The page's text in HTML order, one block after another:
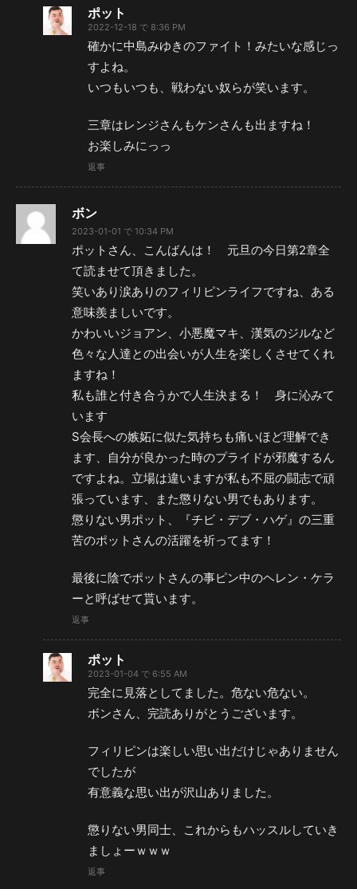
ポット
2022-12-18 で 8:36 PM
確かに中島みゆきのファイト！みたいな感じっ
すよね。
いつもいつも、戦わない奴らが笑います。
三章はレンジさんもケンさんも出ますね！
お楽しみにっっ
返事
ボン
2023-01-01 で 10:34 PM
ポットさん、こんばんは！ 元旦の今日第2章全
て読ませて頂きました。
笑いあり涙ありのフィリピンライフですね、ある
意味羨ましいです。
かわいいジョアン、小悪魔マキ、漢気のジルなど
色々な人達との出会いが人生を楽しくさせてくれ
ますね！
私も誰と付き合うかで人生決まる！ 身に沁みて
います
S会長への嫉妬に似た気持ちも痛いほど理解でき
ます、自分が良かった時のプライドが邪魔するん
ですよね。立場は違いますが私も不屈の闘志で頑
張っています、また懲りない男でもあります。
懲りない男ポット、『チビ・デブ・ハゲ』の三重
苦のポットさんの活躍を祈ってます！
最後に陰でポットさんの事ピン中のヘレン・ケラ
ーと呼ばせて貰います。
返事
ポット
2023-01-04 で 6:55 AM
完全に見落としてました。危ない危ない。
ボンさん、完読ありがとうございます。
フィリピンは楽しい思い出だけじゃありません
でしたが
有意義な思い出が沢山ありました。
懲りない男同士、これからもハッスルしていき
ましょーｗｗｗ
返事